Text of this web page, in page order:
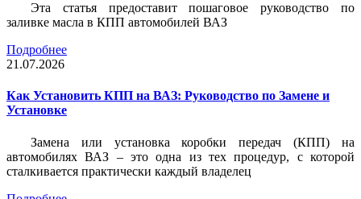
Эта статья предоставит пошаговое руководство по
заливке масла в КПП автомобилей ВАЗ
Подробнее
21.07.2026
Как Установить КПП на ВАЗ: Руководство по Замене и
Установке
Замена или установка коробки передач (КПП) на
автомобилях ВАЗ – это одна из тех процедур, с которой
сталкивается практически каждый владелец